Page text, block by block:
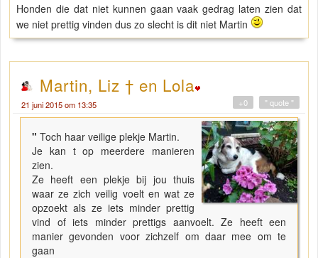
Honden die dat niet kunnen gaan vaak gedrag laten zien dat
we niet prettig vinden dus zo slecht is dit niet Martin
Martin, Liz † en Lola
21 juni 2015 om 13:35 " quote "
+0
" Toch haar veilige plekje Martin.
Je kan t op meerdere manieren
zien.
Ze heeft een plekje bij jou thuis
waar ze zich veilig voelt en wat ze
opzoekt als ze iets minder prettig
vind of iets minder prettigs aanvoelt. Ze heeft een
manier gevonden voor zichzelf om daar mee om te
gaan